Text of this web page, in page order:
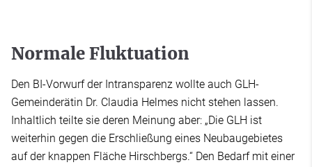
Normale Fluktuation
Den BI-Vorwurf der Intransparenz wollte auch GLH-
Gemeinderätin Dr. Claudia Helmes nicht stehen lassen.
Inhaltlich teilte sie deren Meinung aber: „Die GLH ist
weiterhin gegen die Erschließung eines Neubaugebietes
auf der knappen Fläche Hirschbergs.“ Den Bedarf mit einer